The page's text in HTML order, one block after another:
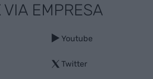
VIA EMPRESA
Youtube
Twitter